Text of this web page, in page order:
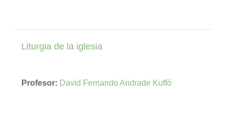
Liturgia de la iglesia
Profesor: David Fernando Andrade Kuffó